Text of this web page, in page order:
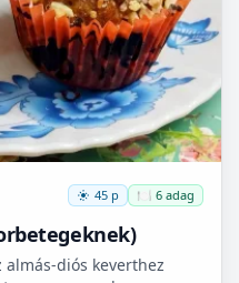
45 p 🍽️ 6 adag
diós keverthez